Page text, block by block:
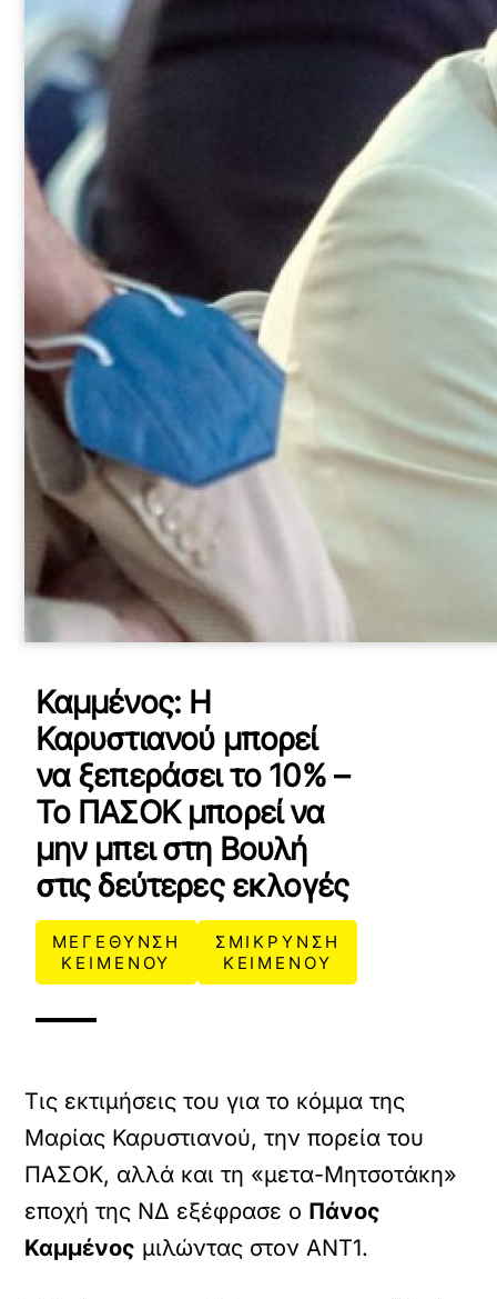
Καμμένος: Η
Καρυστιανού μπορεί
να ξεπεράσει το 10% –
Το ΠΑΣΟΚ μπορεί να
μην μπει στη Βουλή
στις δεύτερες εκλογές
ΜΕΓΕΘΥΝΣΗ
ΚΕΙΜΕΝΟΥ
ΣΜΙΚΡΥΝΣΗ
ΚΕΙΜΕΝΟΥ
Τις εκτιμήσεις του για το κόμμα της
Μαρίας Καρυστιανού, την πορεία του
ΠΑΣΟΚ, αλλά και τη «μετα-Μητσοτάκη»
εποχή της ΝΔ εξέφρασε ο Πάνος
Καμμένος μιλώντας στον ΑΝΤ1.